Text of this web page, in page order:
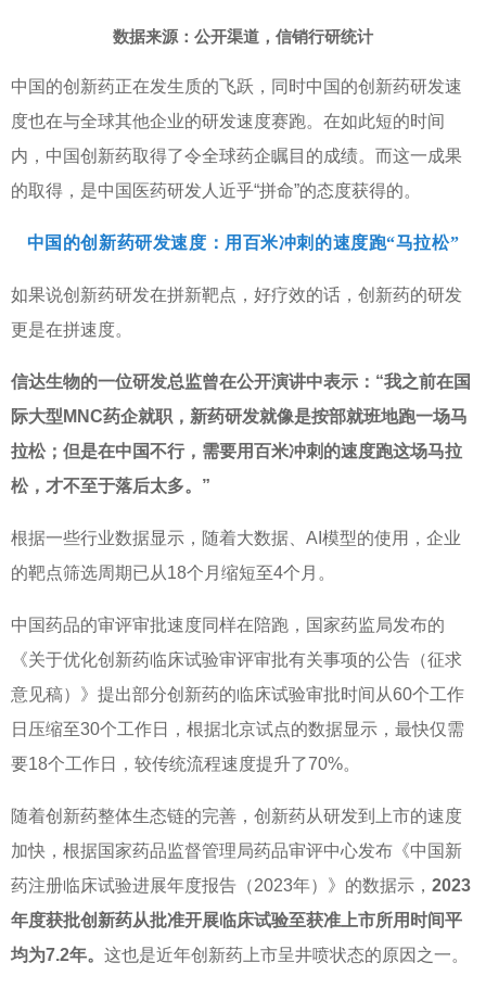
数据来源： 公开渠道 ，信销行研统计
中国的创新药正在发生质的飞跃，同时中国的创新药研发速
度也在与全球其他企业的研发速度赛跑。在如此短的时间
内，中国创新药取得了令全球药企瞩目的成绩。而这一成果
的取得，是中国医药研发人近乎“拼命”的态度获得的。
中国的创新药研发速度：用百米冲刺的速度跑“马拉松”
如果说创新药研发在拼新靶点，好疗效的话，创新药的研发
更是在拼速度。
信达生物的一位研发总监曾在公开演讲中表示：“我之前在国
际大型 MNC药企就职，新药研发就像是按部就班地跑一场马
拉松；但是在中国不行，需要用百米冲刺的速度跑这场马拉
松，才不至于落后太多。”
根据一些行业数据显示，随着大数据、 AI 模型的使用，企业
的靶点筛选周期已从18个月缩短至4个月。
中国药品的审评审批速度同样在陪跑，国家药监局发布的
《关于优化创新药临床试验审评审批有关事项的公告（征求
意见稿）》提出部分创新药的临床试验审批时间从60个工作
日 压缩至30个工作日
，根据北京试点的数据显示，最快仅需
要18个工作日 ，较传统流程速度提升了70%。
随着创新药整体生态链的完善，创新药从研发到上市的速度
加快，根据国家药品监督管理局药品审评中心发布《中国新
药注册临床试验进展年度报告（2023年）》的数据示， 2023
年度获批创新药从批准开展临床试验至获准上市所用时间平
均为7.2年。 这也是近年创新药上市呈井喷状态的原因之一。